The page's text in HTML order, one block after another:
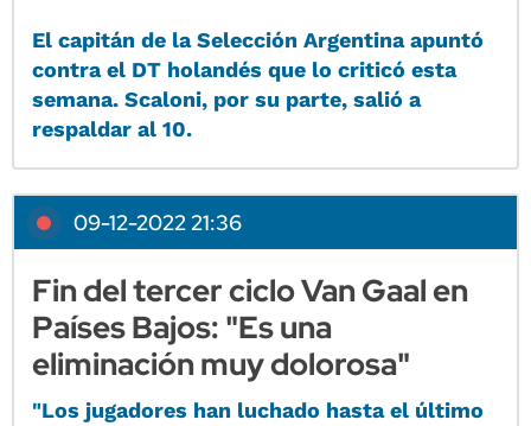
El capitán de la Selección Argentina apuntó
contra el DT holandés que lo criticó esta
semana. Scaloni, por su parte, salió a
respaldar al 10.
09-12-2022 21:36
Fin del tercer ciclo Van Gaal en
Países Bajos: "Es una
eliminación muy dolorosa"
"Los jugadores han luchado hasta el último